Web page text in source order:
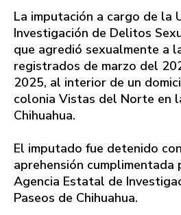
La imputación a cargo de la
Investigación de Delitos
que agredió sexualmente a
registrados de marzo del
2025, al interior de un
colonia Vistas del Norte en
Chihuahua.
El imputado fue detenido
aprehensión
Agencia Estatal de
Paseos de Chihuahua.